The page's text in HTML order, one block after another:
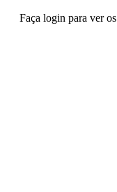
Faça login para ver